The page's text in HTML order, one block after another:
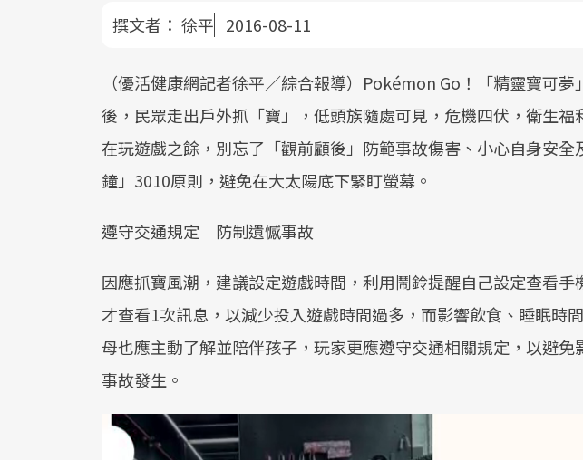
撰文者： 徐平 2016-08-11
（優活健康網記者徐平／綜合報導）Pokémon Go！「精靈寶可
後，民眾走出戶外抓「寶」，低頭族隨處可見，危機四伏，衛生福
在玩遊戲之餘，別忘了「觀前顧後」防範事故傷害、小心自身安
鐘」3010原則，避免在大太陽底下緊盯螢幕。
遵守交通規定 防制遺憾事故
因應抓寶風潮，建議設定遊戲時間，利用鬧鈴提醒自己設定查看
才查看1次訊息，以減少投入遊戲時間過多，而影響飲食、睡眠時
母也應主動了解並陪伴孩子，玩家更應遵守交通相關規定，以避
事故發生。
面對超高
邁向「健
狀況、啟
2025年，
健康新生
良醫健康
發，透過